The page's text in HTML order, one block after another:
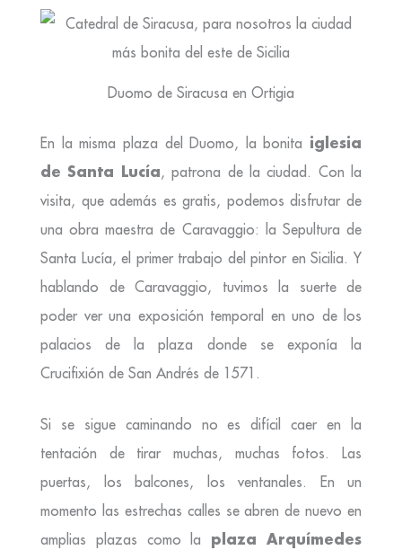
Duomo de Siracusa en Ortigia
En la misma plaza del Duomo, la bonita iglesia
de Santa Lucía, patrona de la ciudad. Con la
visita, que además es gratis, podemos disfrutar de
una obra maestra de Caravaggio: la Sepultura de
Santa Lucía, el primer trabajo del pintor en Sicilia. Y
hablando de Caravaggio, tuvimos la suerte de
poder ver una exposición temporal en uno de los
palacios de la plaza donde se exponía la
Crucifixión de San Andrés de 1571.
Si se sigue caminando no es difícil caer en la
tentación de tirar muchas, muchas fotos. Las
puertas, los balcones, los ventanales. En un
momento las estrechas calles se abren de nuevo en
amplias plazas como la plaza Arquímedes